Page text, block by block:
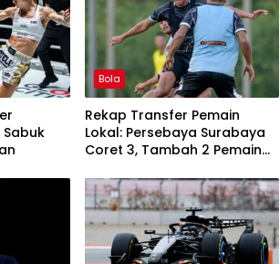
Bola
Rekap Transfer Pemain
Lokal: Persebaya Surabaya
Coret 3, Tambah 2 Pemain